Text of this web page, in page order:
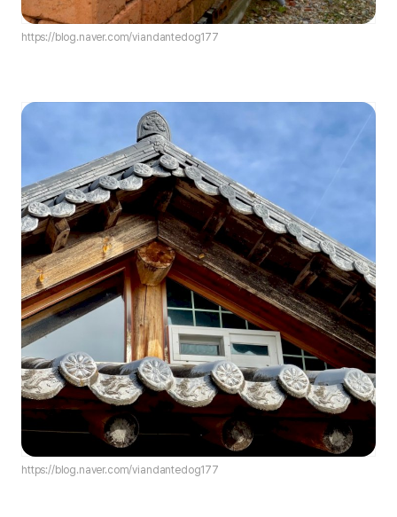
https://blog.naver.com/viandantedog177
https://blog.naver.com/viandantedog177